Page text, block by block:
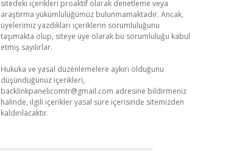
sitedeki içerikleri proaktif olarak denetleme veya
araştırma yükümlülüğümüz bulunmamaktadır. Ancak,
üyelerimiz yazdıkları içeriklerin sorumluluğunu
taşımakta olup, siteye üye olarak bu sorumluluğu kabul
etmiş sayılırlar.
Hukuka ve yasal düzenlemelere aykırı olduğunu
düşündüğünüz içerikleri,
backlinkpanelicomtr@gmail.com adresine bildirmeniz
halinde, ilgili içerikler yasal süre içerisinde sitemizden
kaldırılacaktır.